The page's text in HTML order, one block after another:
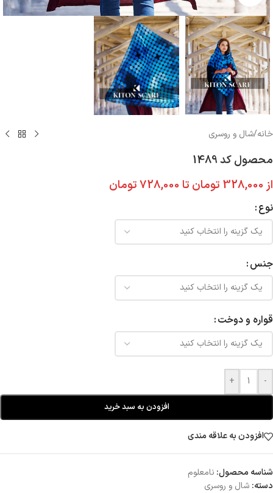
خانه/شال و روسری
محصول کد 1489
از 328,000 تومان تا 728,000تومان
نوع
جنس
قواره و دوخت
-
+
افزودن به سبد خرید
افزودن به علاقه مندی
شناسه محصول: نامعلوم
دسته: شال و روسری